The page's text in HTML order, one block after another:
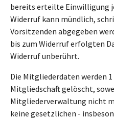
bereits erteilte Einwilligung
Widerruf kann mündlich,
Vorsitzenden abgegeben
bis zum Widerruf erfolgten
Widerruf unberührt.
Die Mitgliederdaten werden
Mitgliedschaft gelöscht,
Mitgliederverwaltung nicht
keine gesetzlichen -